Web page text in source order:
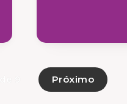
Próximo